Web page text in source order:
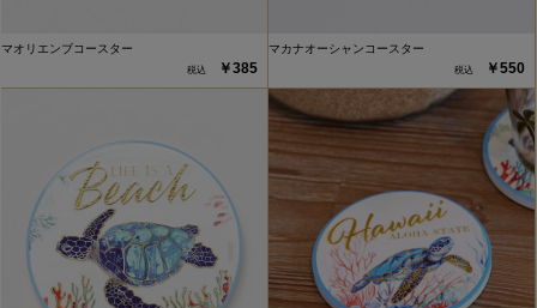
マオリエンブコースター
￥385
マカナオーシャンコースター
￥550